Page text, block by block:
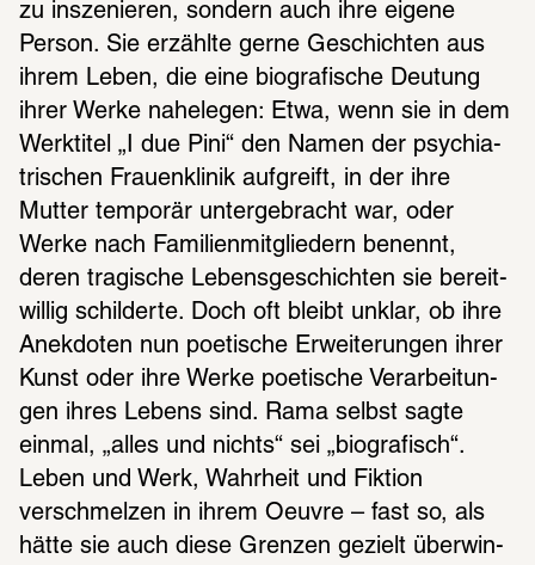
zu insze­nie­ren, sondern auch ihre eigene
Person. Sie erzählte gerne Geschich­ten aus
ihrem Leben, die eine biogra­fi­sche Deutung
ihrer Werke nahe­le­gen: Etwa, wenn sie in dem
Werk­ti­tel „I due Pini“ den Namen der psych­ia­
tri­schen Frau­en­kli­nik aufgreift, in der ihre
Mutter tempo­rär unter­ge­bracht war, oder
Werke nach Fami­li­en­mit­glie­dern benennt,
deren tragi­sche Lebens­ge­schich­ten sie bereit­
wil­lig schil­derte. Doch oft bleibt unklar, ob ihre
Anek­do­ten nun poeti­sche Erwei­te­run­gen ihrer
Kunst oder ihre Werke poeti­sche Verar­bei­tun­
gen ihres Lebens sind. Rama selbst sagte
einmal, „alles und nichts“ sei „biogra­fisch“.
Leben und Werk, Wahr­heit und Fiktion
verschmel­zen in ihrem Oeuvre – fast so, als
hätte sie auch diese Gren­zen gezielt über­win­